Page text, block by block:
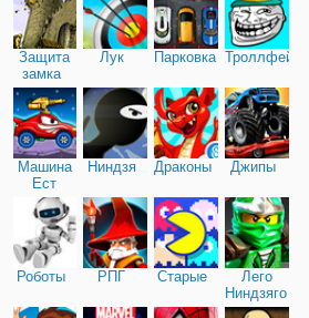
Защита
замка
Лук Парковка Троллфейс
Машина
Ест
Машину
Ниндзя Драконы Джипы
Роботы РПГ Старые
Лего
Ниндзяго